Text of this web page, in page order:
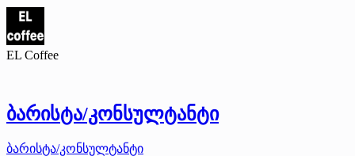
EL Coffee
ბარისტა/კონსულტანტი
ბარისტა/კონსულტანტი